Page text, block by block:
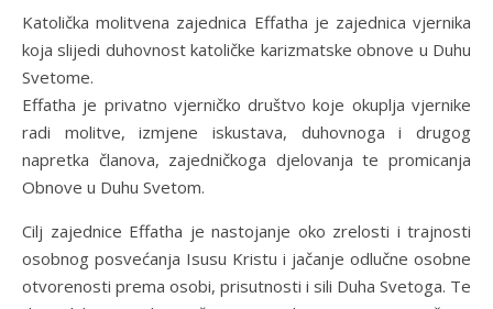
Katolička molitvena zajednica Effatha je zajednica vjernika
koja slijedi duhovnost katoličke karizmatske obnove u Duhu
Svetome.
Effatha je privatno vjerničko društvo koje okuplja vjernike
radi molitve, izmjene iskustava, duhovnoga i drugog
napretka članova, zajedničkoga djelovanja te promicanja
Obnove u Duhu Svetom.
Cilj zajednice Effatha je nastojanje oko zrelosti i trajnosti
osobnog posvećanja Isusu Kristu i jačanje odlučne osobne
otvorenosti prema osobi, prisutnosti i sili Duha Svetoga. Te